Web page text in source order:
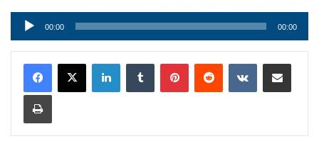
Audio
Player
00:00 00:00